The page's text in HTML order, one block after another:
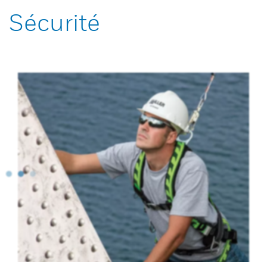
Sécurité